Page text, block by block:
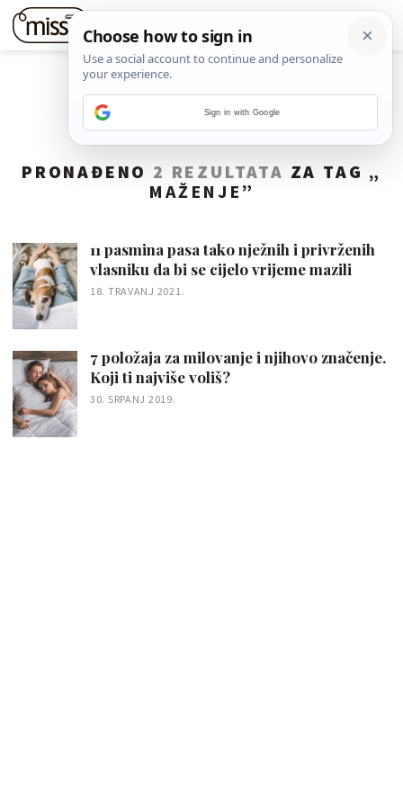
PRONAĐENO 2 REZULTATA ZA TAG „
MAŽENJE ”
11 pasmina pasa tako nježnih i privrženih
vlasniku da bi se cijelo vrijeme mazili
18. TRAVANJ 2021.
7 položaja za milovanje i njihovo značenje.
Koji ti najviše voliš?
30. SRPANJ 2019.
Sign in with Google